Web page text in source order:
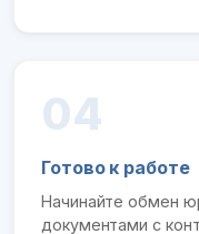
04
Готово к работе
Начинайте обмен
документами с